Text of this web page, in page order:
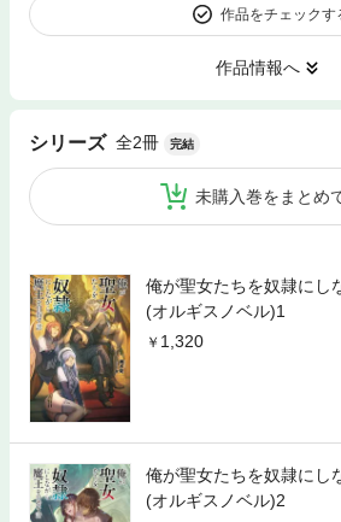
作品をチェックす
作品情報へ
シリーズ 全2冊 完結
未購入巻をまとめ
俺が聖女たちを奴隷にし
(オルギスノベル)1
1,320
俺が聖女たちを奴隷にし
(オルギスノベル)2